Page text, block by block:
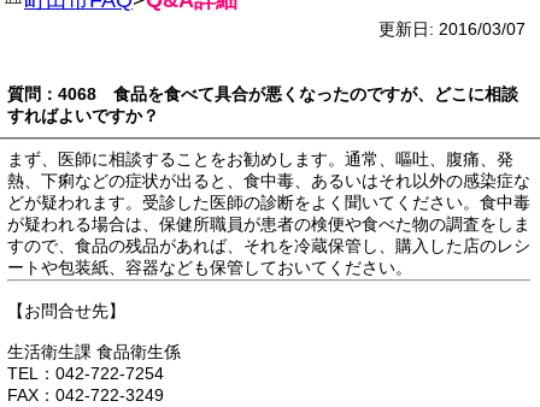
更新日: 2016/03/07
質問：4068 食品を食べて具合が悪くなったのですが、どこに相談
すればよいですか？
まず、医師に相談することをお勧めします。通常、嘔吐、腹痛、発
熱、下痢などの症状が出ると、食中毒、あるいはそれ以外の感染症な
どが疑われます。受診した医師の診断をよく聞いてください。食中毒
が疑われる場合は、保健所職員が患者の検便や食べた物の調査をしま
すので、食品の残品があれば、それを冷蔵保管し、購入した店のレシ
ートや包装紙、容器なども保管しておいてください。
【お問合せ先】
生活衛生課 食品衛生係
TEL：042-722-7254
FAX：042-722-3249